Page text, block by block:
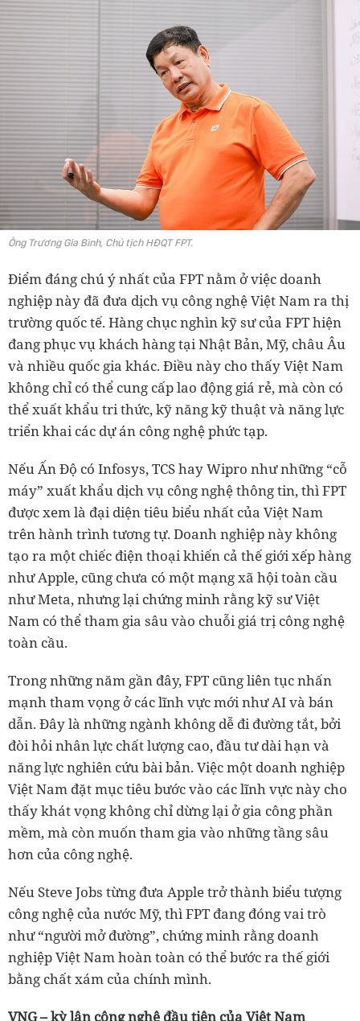
Ông Trương Gia Bình, Chủ tịch HĐQT FPT.
Điểm đáng chú ý nhất của FPT nằm ở việc doanh
nghiệp này đã đưa dịch vụ công nghệ Việt Nam ra thị
trường quốc tế. Hàng chục nghìn kỹ sư của FPT hiện
đang phục vụ khách hàng tại Nhật Bản, Mỹ, châu Âu
và nhiều quốc gia khác. Điều này cho thấy Việt Nam
không chỉ có thể cung cấp lao động giá rẻ, mà còn có
thể xuất khẩu tri thức, kỹ năng kỹ thuật và năng lực
triển khai các dự án công nghệ phức tạp.
Nếu Ấn Độ có Infosys, TCS hay Wipro như những “cỗ
máy” xuất khẩu dịch vụ công nghệ thông tin, thì FPT
được xem là đại diện tiêu biểu nhất của Việt Nam
trên hành trình tương tự. Doanh nghiệp này không
tạo ra một chiếc điện thoại khiến cả thế giới xếp hàng
như Apple, cũng chưa có một mạng xã hội toàn cầu
như Meta, nhưng lại chứng minh rằng kỹ sư Việt
Nam có thể tham gia sâu vào chuỗi giá trị công nghệ
toàn cầu.
Trong những năm gần đây, FPT cũng liên tục nhấn
mạnh tham vọng ở các lĩnh vực mới như AI và bán
dẫn. Đây là những ngành không dễ đi đường tắt, bởi
đòi hỏi nhân lực chất lượng cao, đầu tư dài hạn và
năng lực nghiên cứu bài bản. Việc một doanh nghiệp
Việt Nam đặt mục tiêu bước vào các lĩnh vực này cho
thấy khát vọng không chỉ dừng lại ở gia công phần
mềm, mà còn muốn tham gia vào những tầng sâu
hơn của công nghệ.
Nếu Steve Jobs từng đưa Apple trở thành biểu tượng
công nghệ của nước Mỹ, thì FPT đang đóng vai trò
như “người mở đường”, chứng minh rằng doanh
nghiệp Việt Nam hoàn toàn có thể bước ra thế giới
bằng chất xám của chính mình.
VNG – kỳ lân công nghệ đầu tiên của Việt Nam